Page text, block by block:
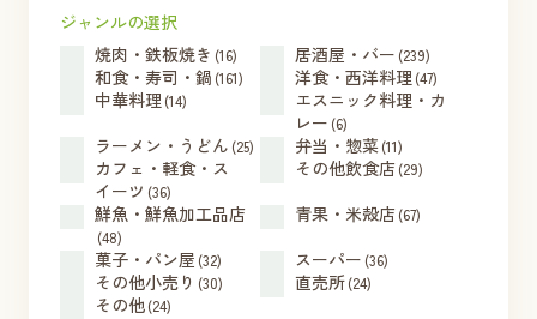
ジャンルの選択
焼肉・鉄板焼き (16) 居酒屋・バー (239)
和食・寿司・鍋 (161) 洋食・西洋料理 (47)
中華料理 (14)
エスニック料理・カ
レー (6)
ラーメン・うどん (25) 弁当・惣菜(11)
カフェ・軽食・ス
イーツ (36)
その他飲食店(29)
鮮魚・鮮魚加工品店
(48)
青果・米殻店(67)
菓子・パン屋 (32) スーパー (36)
その他小売り (30) 直売所(24)
その他(24)